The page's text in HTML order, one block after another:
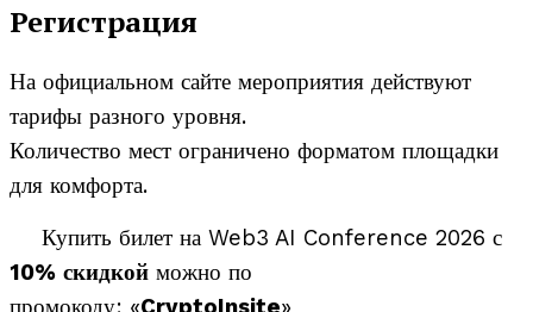
Регистрация
На официальном сайте мероприятия действуют
тарифы разного уровня.
Количество мест ограничено форматом площадки
для комфорта.
Купить билет на Web3 AI Conference 2026 с
10% скидкой можно по